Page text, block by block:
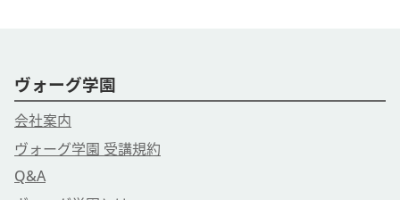
ヴォーグ学園
会社案内
ヴォーグ学園 受講規約
Q&A